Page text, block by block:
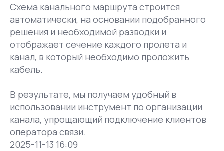
Схема канального маршрута строится
автоматически, на основании подобранного
решения и необходимой разводки и
отображает сечение каждого пролета и
канал, в который необходимо проложить
кабель.
В результате, мы получаем удобный в
использовании инструмент по организации
канала, упрощающий подключение клиентов
оператора связи.
2025-11-13 16:09